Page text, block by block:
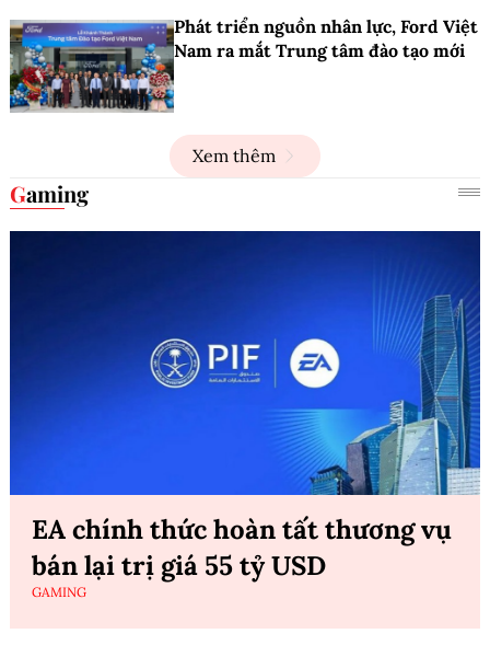
Phát triển nguồn nhân lực, Ford Việt
Nam ra mắt Trung tâm đào tạo mới
Xem thêm
Gaming
EA chính thức hoàn tất thương vụ
bán lại trị giá 55 tỷ USD
GAMING